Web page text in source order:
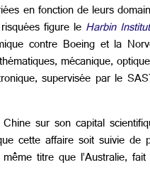
en fonction de leurs
figure le Harbin
contre Boeing et la
mécanique,
supervisée par le
sur son capital
cette affaire soit suivie
titre que l’Australie,